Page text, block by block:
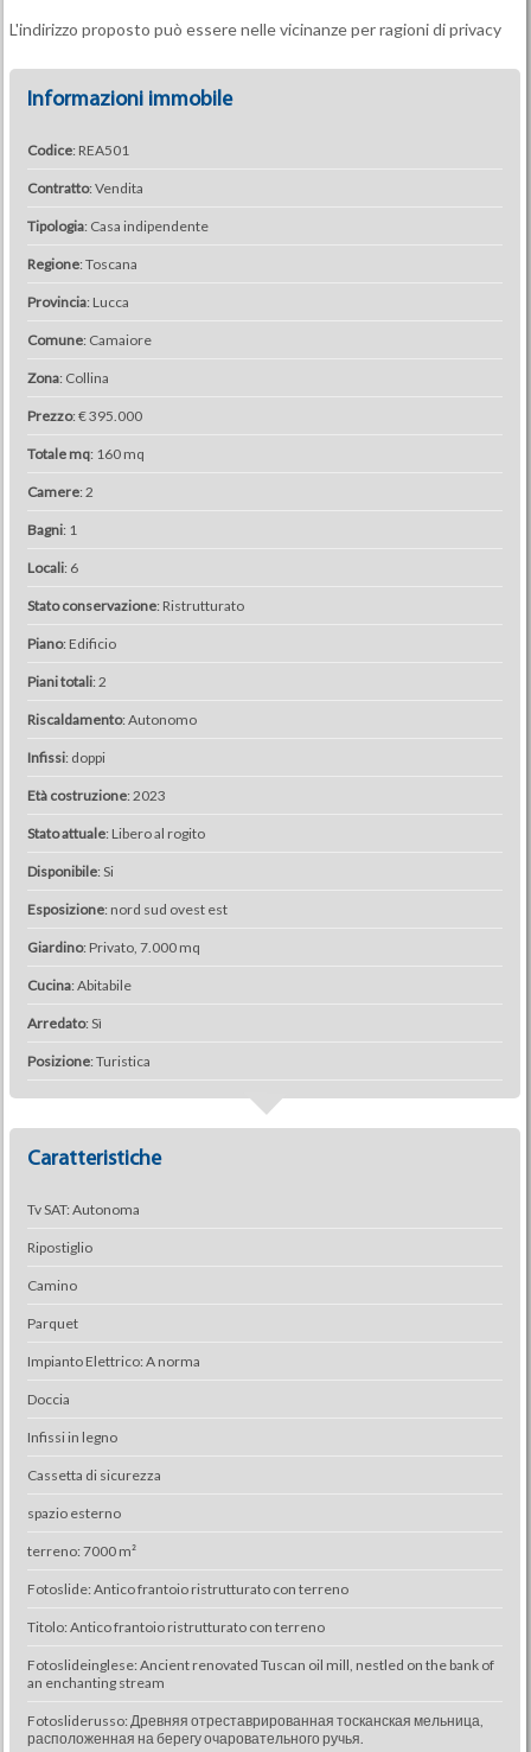
L'indirizzo proposto può essere nelle vicinanze per ragioni di privacy
Informazioni immobile
Codice: REA501
Contratto: Vendita
Tipologia: Casa indipendente
Regione: Toscana
Provincia: Lucca
Comune: Camaiore
Zona: Collina
Prezzo: € 395.000
Totale mq: 160 mq
Camere: 2
Bagni: 1
Locali: 6
Stato conservazione: Ristrutturato
Piano: Edificio
Piani totali: 2
Riscaldamento: Autonomo
Infissi: doppi
Età costruzione: 2023
Stato attuale: Libero al rogito
Disponibile: Si
Esposizione: nord sud ovest est
Giardino: Privato, 7.000 mq
Cucina: Abitabile
Arredato: Sì
Posizione: Turistica
Caratteristiche
Tv SAT: Autonoma
Ripostiglio
Camino
Parquet
Impianto Elettrico: A norma
Doccia
Infissi in legno
Cassetta di sicurezza
spazio esterno
terreno: 7000 m²
Fotoslide: Antico frantoio ristrutturato con terreno
Titolo: Antico frantoio ristrutturato con terreno
Fotoslideinglese: Ancient renovated Tuscan oil mill, nestled on the bank of
an enchanting stream
Fotosliderusso: Древняя отреставрированная тосканская мельница,
расположенная на берегу очаровательного ручья.